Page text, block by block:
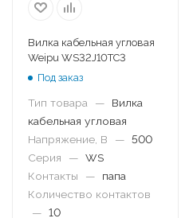
Вилка кабельная угловая
Weipu WS32J10TC3
Под заказ
Тип товара —
Вилка
кабельная угловая
Напряжение, В
— 500
Серия
— WS
Контакты
—
папа
Количество контактов
— 10